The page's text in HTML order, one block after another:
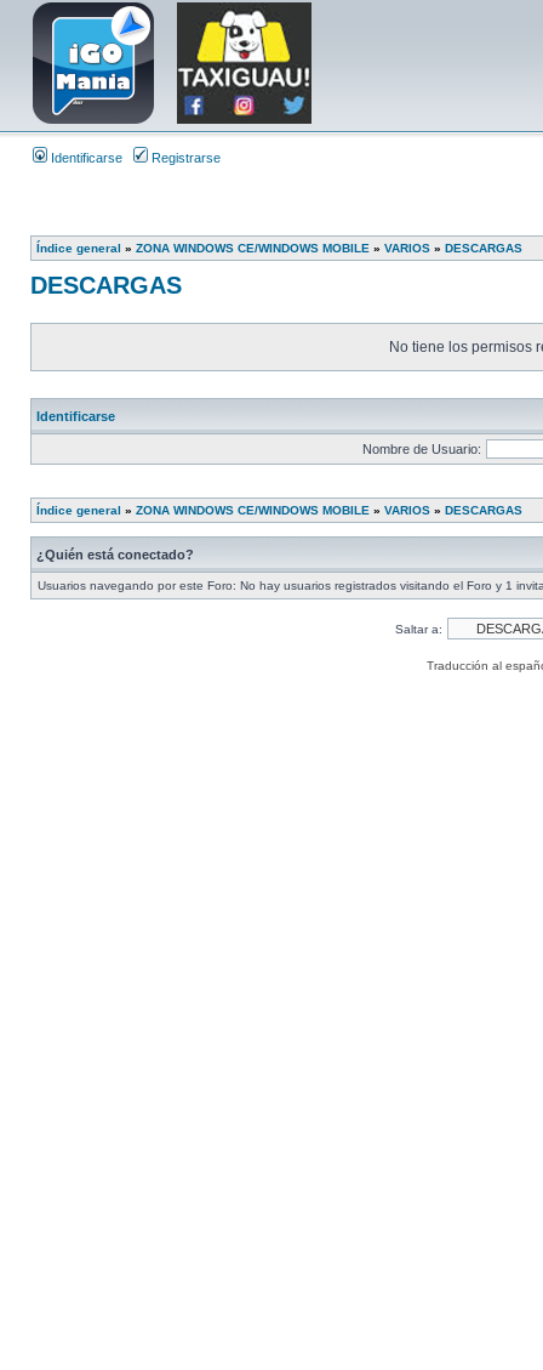
Identificarse Registrarse
Índice general » ZONA WINDOWS CE/WINDOWS MOBILE » VARIOS » DESCARGAS
DESCARGAS
No tiene los permisos
Identificarse
Nombre de Usuario:
Índice general » ZONA WINDOWS CE/WINDOWS MOBILE » VARIOS » DESCARGAS
¿Quién está conectado?
Usuarios navegando por este Foro: No hay usuarios registrados visitando el Foro y 1
Saltar a:
Traducción al